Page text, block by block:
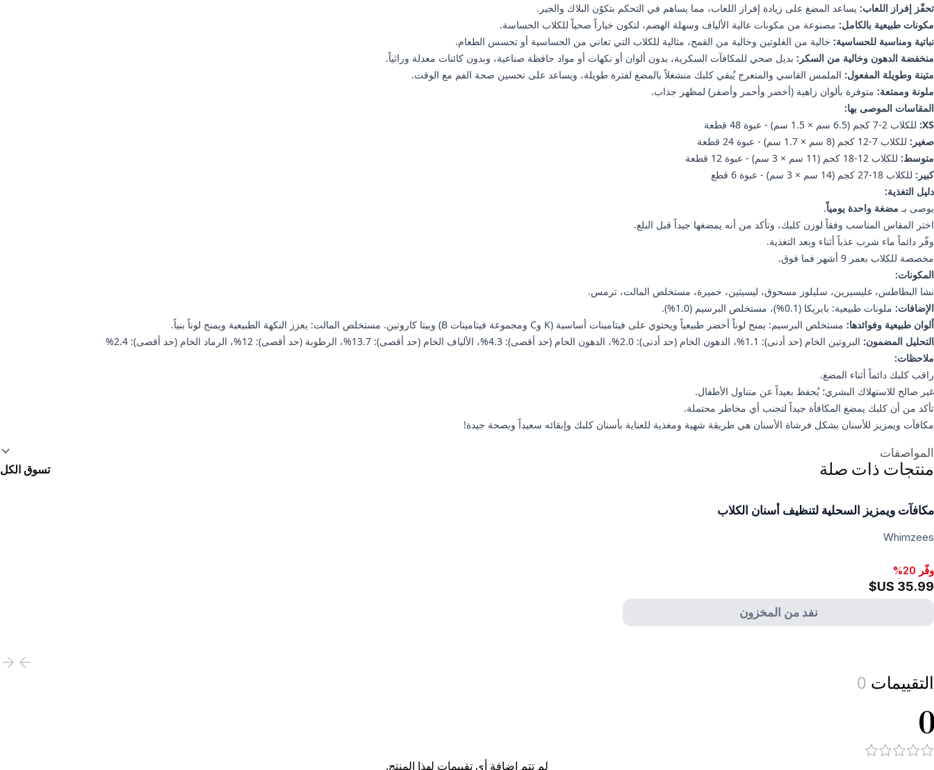
تحفّز إفراز اللعاب: يساعد المضغ على زيادة إفراز اللعاب، مما يساهم في التحكم بتكوّن البلاك والجير.
مكونات طبيعية بالكامل: مصنوعة من مكونات عالية الألياف وسهلة الهضم، لتكون خياراً صحياً للكلاب الحساسة.
نباتية ومناسبة للحساسية: خالية من الغلوتين وخالية من القمح، مثالية للكلاب التي تعاني من الحساسية أو تحسس الطعام.
منخفضة الدهون وخالية من السكر: بديل صحي للمكافآت السكرية، بدون ألوان أو نكهات أو مواد حافظة صناعية، وبدون كائنات معدلة وراثياً.
متينة وطويلة المفعول: الملمس القاسي والمتعرج يُبقي كلبك منشغلاً بالمضغ لفترة طويلة، ويساعد على تحسين صحة الفم مع الوقت.
ملونة وممتعة: متوفرة بألوان زاهية (أخضر وأحمر وأصفر) لمظهر جذاب.
المقاسات الموصى بها:
XS: للكلاب 2-7 كجم (6.5 سم × 1.5 سم) - عبوة 48 قطعة
صغير: للكلاب 7-12 كجم (8 سم × 1.7 سم) - عبوة 24 قطعة
متوسط: للكلاب 12-18 كجم (11 سم × 3 سم) - عبوة 12 قطعة
كبير: للكلاب 18-27 كجم (14 سم × 3 سم) - عبوة 6 قطع
دليل التغذية:
يوصى بـ مضغة واحدة يومياً.
اختر المقاس المناسب وفقاً لوزن كلبك، وتأكد من أنه يمضغها جيداً قبل البلع.
وفّر دائماً ماء شرب عذباً أثناء وبعد التغذية.
مخصصة للكلاب بعمر 9 أشهر فما فوق.
المكونات:
نشا البطاطس، غليسيرين، سليلوز مسحوق، ليسيثين، خميرة، مستخلص المالت، ترمس.
الإضافات: ملونات طبيعية: بابريكا (0.1%)، مستخلص البرسيم (1.0%).
ألوان طبيعية وفوائدها: مستخلص البرسيم: يمنح لوناً أخضر طبيعياً ويحتوي على فيتامينات أساسية (K وC ومجموعة فيتامينات B) وبيتا كاروتين. مستخلص المالت: يعزز النكهة الطبيعية ويمنح لوناً بنياً.
التحليل المضمون: البروتين الخام (حد أدنى): 1.1%، الدهون الخام (حد أدنى): 2.0%، الدهون الخام (حد أقصى): 4.3%، الألياف الخام (حد أقصى): 13.7%، الرطوبة (حد أقصى): 12%، الرماد الخام (حد أقصى): 2.4%
ملاحظات:
راقب كلبك دائماً أثناء المضغ.
غير صالح للاستهلاك البشري؛ يُحفظ بعيداً عن متناول الأطفال.
تأكد من أن كلبك يمضغ المكافأة جيداً لتجنب أي مخاطر محتملة.
مكافآت ويمزيز للأسنان بشكل فرشاة الأسنان هي طريقة شهية ومغذية للعناية بأسنان كلبك وإبقائه سعيداً وبصحة جيدة!
المواصفات
منتجات ذات صلة تسوق الكل
مكافآت ويمزيز السحلية لتنظيف أسنان الكلاب
Whimzees
وفّر 20%
نفد من المخزون
التقييمات 0
0
لم تتم إضافة أي تقييمات لهذا المنتج.